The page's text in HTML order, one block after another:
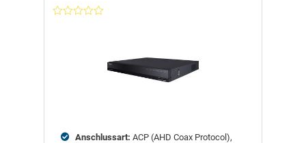
Anschlussart: ACP (AHD Coax Protocol),